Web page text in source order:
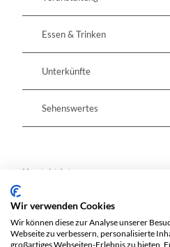
Essen & Trinken
Unterkünfte
Sehenswertes
Kontaktdaten
Hauptstraße
15865Wendisch Rietz
Website
Wir verwenden Cookies
Wir können diese zur Analyse unserer
Webseite zu verbessern, personalisierte
großartiges Webseiten-Erlebnis zu bieten.